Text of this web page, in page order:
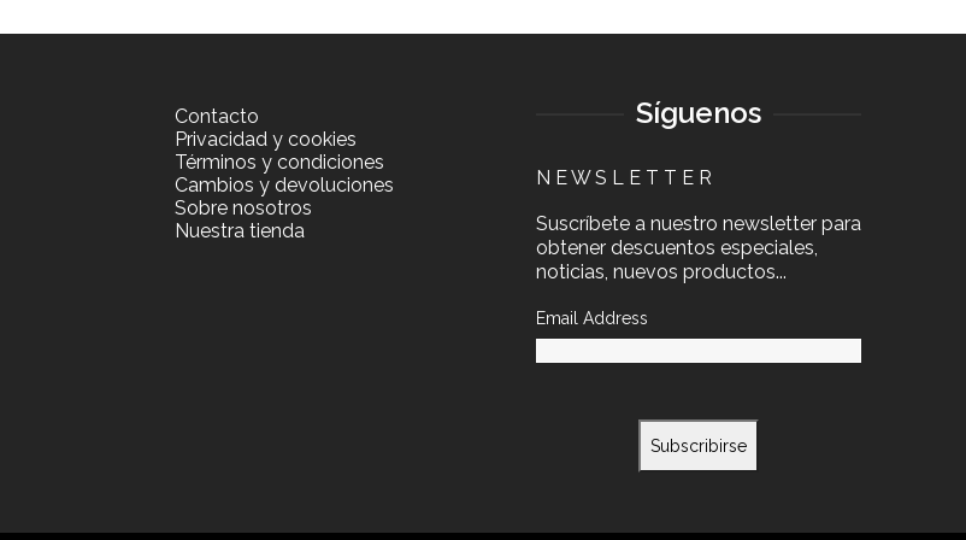
Contacto
Privacidad y cookies
Términos y condiciones
Cambios y devoluciones
Sobre nosotros
Nuestra tienda
Síguenos
N E W S L E T T E R
Suscríbete a nuestro newsletter para
obtener descuentos especiales,
noticias, nuevos productos...
Email Address